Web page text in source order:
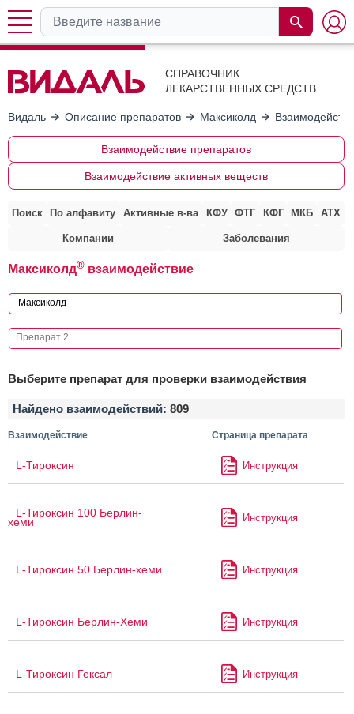
СПРАВОЧНИК
ЛЕКАРСТВЕННЫХ СРЕДСТВ
Видаль Описание препаратов Максиколд
Взаимодействие препаратов
Взаимодействие активных веществ
Поиск По алфавиту Активные в-ва КФУ ФТГ КФГ МКБ АТХ
Компании Заболевания
Максиколд® взаимодействие
Выберите препарат для проверки взаимодействия
Найдено взаимодействий: 809
Взаимодействие Страница препарата
L-Тироксин Инструкция
L-Тироксин 100 Берлин-
хеми Инструкция
L-Тироксин 50 Берлин-хеми Инструкция
L-Тироксин Берлин-Хеми Инструкция
L-Тироксин Гексал Инструкция